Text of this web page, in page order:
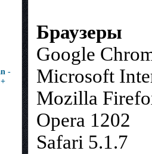
-
Браузеры
Google
Microsoft
Mozilla
Opera 1202
Safari 5.1.7